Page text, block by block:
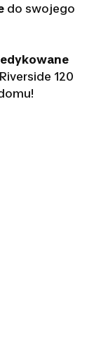
do swojego
120